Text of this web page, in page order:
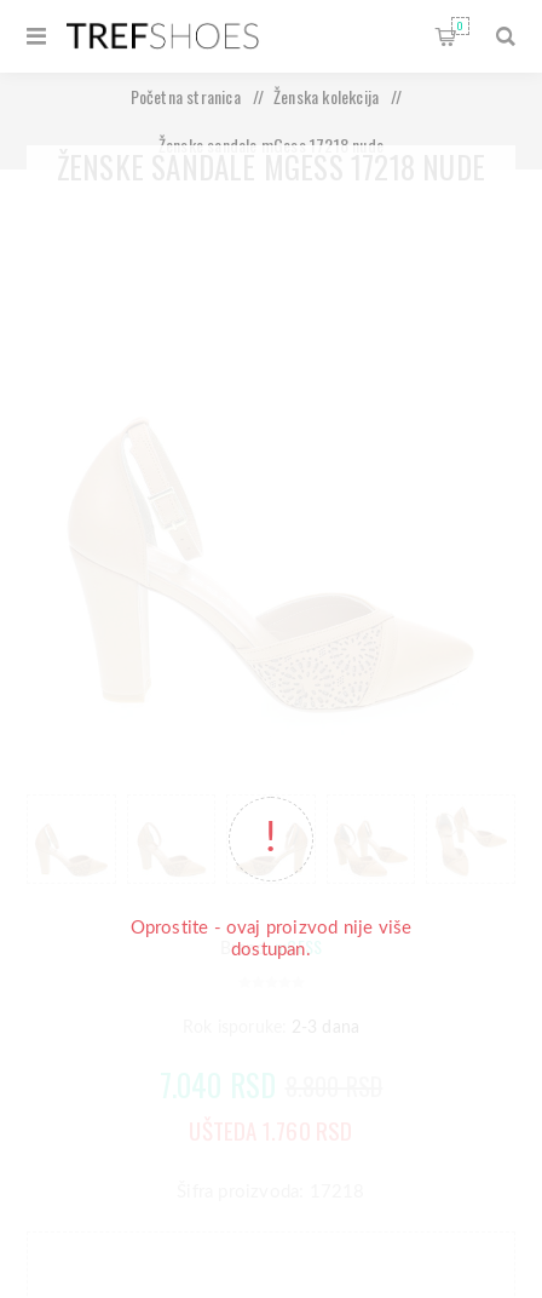
0
Početna stranica / Ženska kolekcija
/
Ženske sandale mGess 17218 nude
Oprostite - ovaj proizvod nije više
dostupan.
Brend: mGESS